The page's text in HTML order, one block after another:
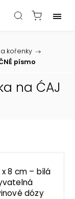
kořenky /
písmo
na ĆAJ
x 8 cm – bílá
dózy